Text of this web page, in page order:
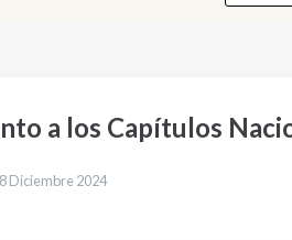
a los Capítulos
Diciembre 2024